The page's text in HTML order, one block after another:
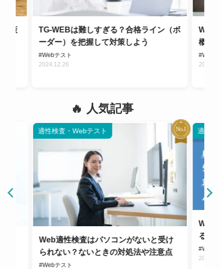
策
TG-WEBは難しすぎる？合格ライン（ボ
ーダー）を把握して対策しよう
#Webテスト
2024.12.26
Web
概要
#Web
人気記事
適性検査・Webテスト
Web適性検査はパソコンがないと受け
られない？ないときの対処法や注意点
#Webテスト
適性
WEB
るた
#Web